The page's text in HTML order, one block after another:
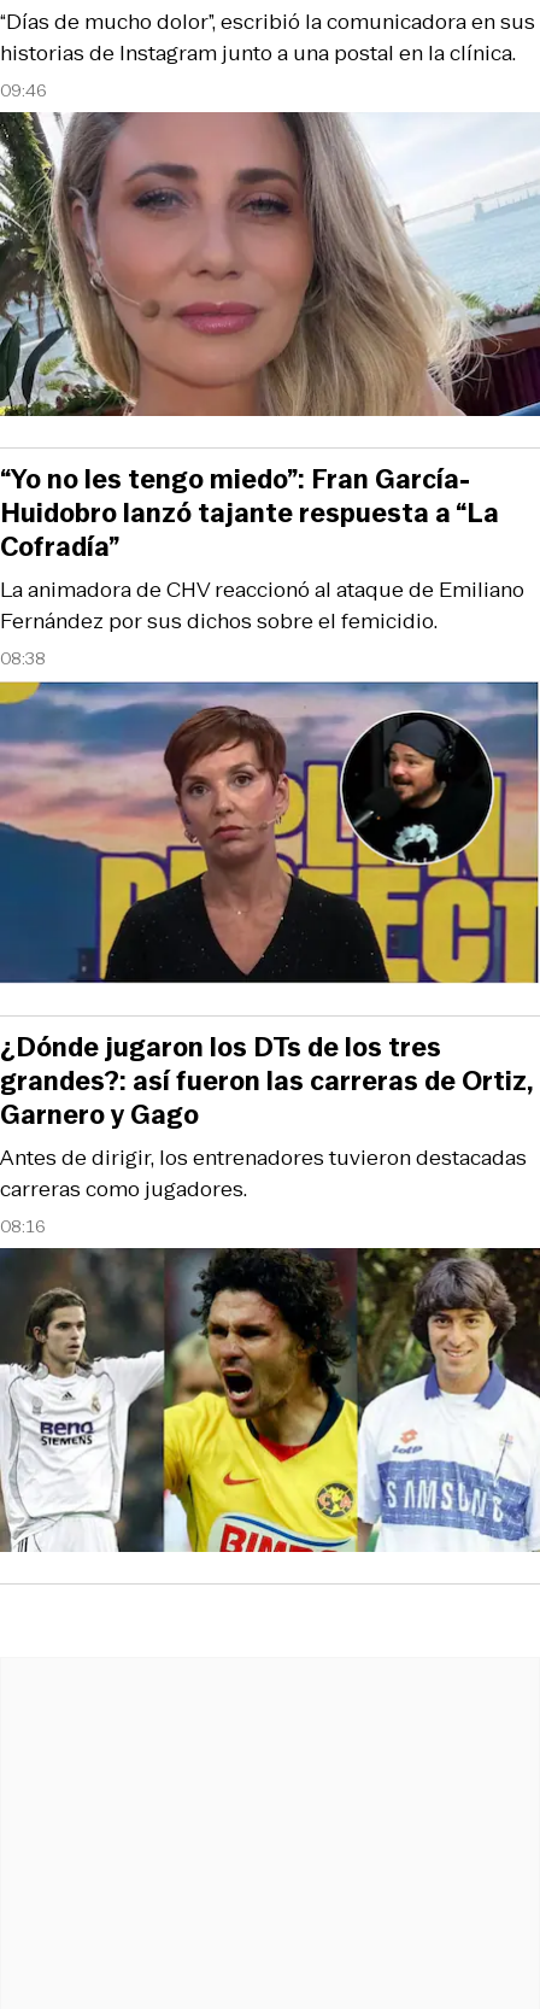
09:46
“Días de mucho dolor”, escribió la comunicadora en sus
historias de Instagram junto a una postal en la clínica.
08:38
La animadora de CHV reaccionó al ataque de Emiliano
Fernández por sus dichos sobre el femicidio.
“Yo no les tengo miedo”: Fran García-
Huidobro lanzó tajante respuesta a “La
Cofradía”
08:16
Antes de dirigir, los entrenadores tuvieron destacadas
carreras como jugadores.
¿Dónde jugaron los DTs de los tres
grandes?: así fueron las carreras de Ortiz,
Garnero y Gago